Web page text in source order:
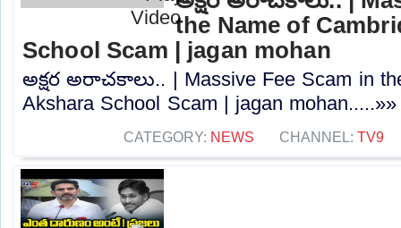
the Name of
School Scam | jagan mohan
అక్షర అరాచకాలు.. | Massive Fee Scam in
Akshara School Scam | jagan mohan.....»»
CATEGORY: NEWS CHANNEL: TV9